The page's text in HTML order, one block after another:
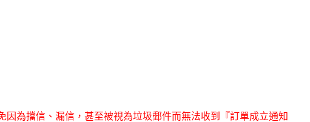
為擋信、漏信，甚至被視為垃圾郵件而無法收到『訂單成立通知